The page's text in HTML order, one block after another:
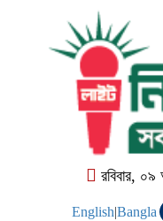
রবিবার,
English|Bangla